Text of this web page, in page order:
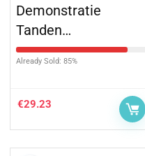
Demonstratie
Tanden…
Already Sold: 85%
€29.23